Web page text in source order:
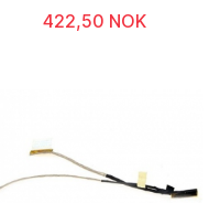
422,50 NOK